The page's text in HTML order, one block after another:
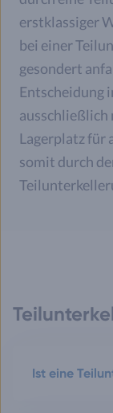
erstklassiger
bei einer
gesondert
Entscheidung
ausschließlich
Lagerplatz für
somit durch
Ist eine